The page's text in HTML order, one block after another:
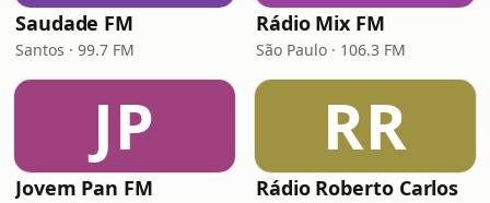
Saudade FM
Santos · 99.7 FM
Rádio Mix FM
São Paulo · 106.3 FM
JP
Jovem Pan FM
RR
Rádio Roberto Carlos